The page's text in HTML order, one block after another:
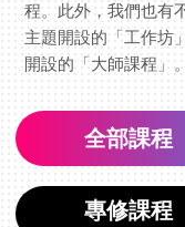
程。此外，我們也有
主題開設的「工作坊
開設的「大師課程」。
全部課程
專修課程